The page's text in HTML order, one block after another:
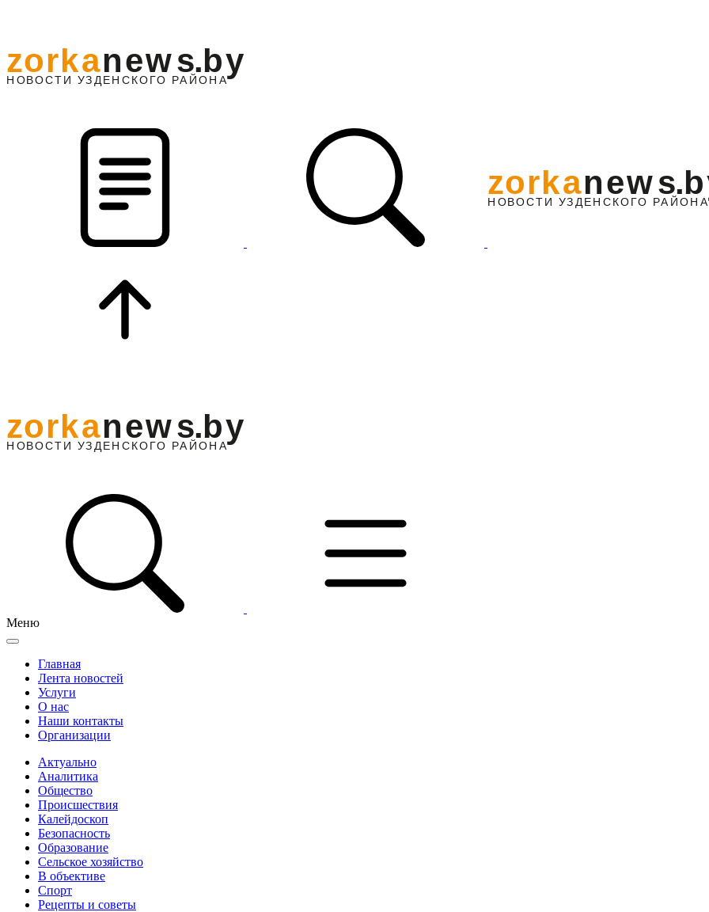
НО ВОСТИ УЗДЕНС КО ГО РАЙОНА
zorkanews.by
Меню
Главная
Лента новостей
Услуги
О нас
Наши контакты
Организации
Актуально
Аналитика
Общество
Происшествия
Калейдоскоп
Безопасность
Образование
Сельское хозяйство
В объективе
Спорт
Рецепты и советы